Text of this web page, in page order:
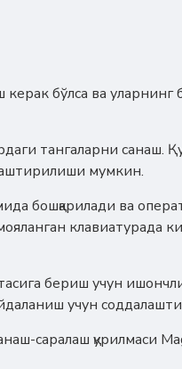
бўлса ва
тангаларни
мумкин.
бошқарилади ва
клавиатурада
бериш учун
учун
саралаш қурилмаси